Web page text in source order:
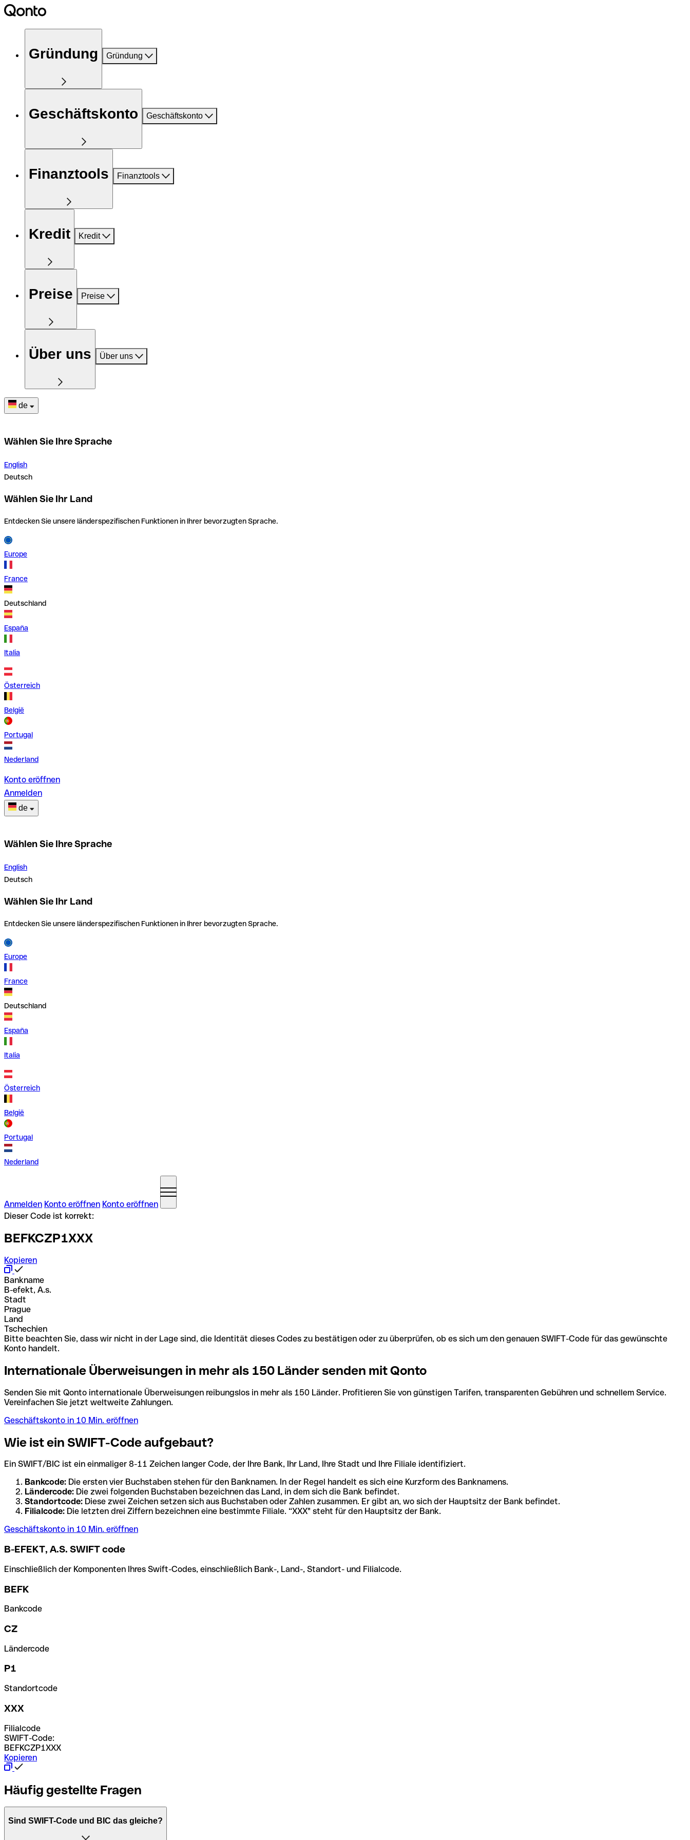
Gründung Gründung
Geschäftskonto Geschäftskonto
Finanztools Finanztools
Kredit Kredit
Preise Preise
Über uns Über uns
de
Wählen Sie Ihre Sprache
English
Deutsch
Wählen Sie Ihr Land
Entdecken Sie unsere länderspezifischen Funktionen in Ihrer bevorzugten Sprache.
Europe
France
Deutschland
España
Italia
Österreich
België
Portugal
Nederland
Konto eröffnen
Anmelden
de
Wählen Sie Ihre Sprache
English
Deutsch
Wählen Sie Ihr Land
Entdecken Sie unsere länderspezifischen Funktionen in Ihrer bevorzugten Sprache.
Europe
France
Deutschland
España
Italia
Österreich
België
Portugal
Nederland
Anmelden Konto eröffnen Konto eröffnen
Dieser Code ist korrekt:
BEFKCZP1XXX
Kopieren
Bankname
B-efekt, A.s.
Stadt
Prague
Land
Tschechien
Bitte beachten Sie, dass wir nicht in der Lage sind, die Identität dieses Codes zu bestätigen oder zu überprüfen, ob es sich um den genauen SWIFT-Code für das gewünschte
Konto handelt.
Internationale Überweisungen in mehr als 150 Länder senden mit Qonto
Senden Sie mit Qonto internationale Überweisungen reibungslos in mehr als 150 Länder. Profitieren Sie von günstigen Tarifen, transparenten Gebühren und schnellem Service.
Vereinfachen Sie jetzt weltweite Zahlungen.
Geschäftskonto in 10 Min. eröffnen
Wie ist ein SWIFT-Code aufgebaut?
Ein SWIFT/BIC ist ein einmaliger 8-11 Zeichen langer Code, der Ihre Bank, Ihr Land, Ihre Stadt und Ihre Filiale identifiziert.
Bankcode: Die ersten vier Buchstaben stehen für den Banknamen. In der Regel handelt es sich eine Kurzform des Banknamens.
Ländercode: Die zwei folgenden Buchstaben bezeichnen das Land, in dem sich die Bank befindet.
Standortcode: Diese zwei Zeichen setzen sich aus Buchstaben oder Zahlen zusammen. Er gibt an, wo sich der Hauptsitz der Bank befindet.
Filialcode: Die letzten drei Ziffern bezeichnen eine bestimmte Filiale. “XXX" steht für den Hauptsitz der Bank.
Geschäftskonto in 10 Min. eröffnen
B-EFEKT, A.S. SWIFT code
Einschließlich der Komponenten Ihres Swift-Codes, einschließlich Bank-, Land-, Standort- und Filialcode.
BEFK
Bankcode
CZ
Ländercode
P1
Standortcode
XXX
Filialcode
SWIFT-Code:
BEFKCZP1XXX
Kopieren
Häufig gestellte Fragen
Sind SWIFT-Code und BIC das gleiche?